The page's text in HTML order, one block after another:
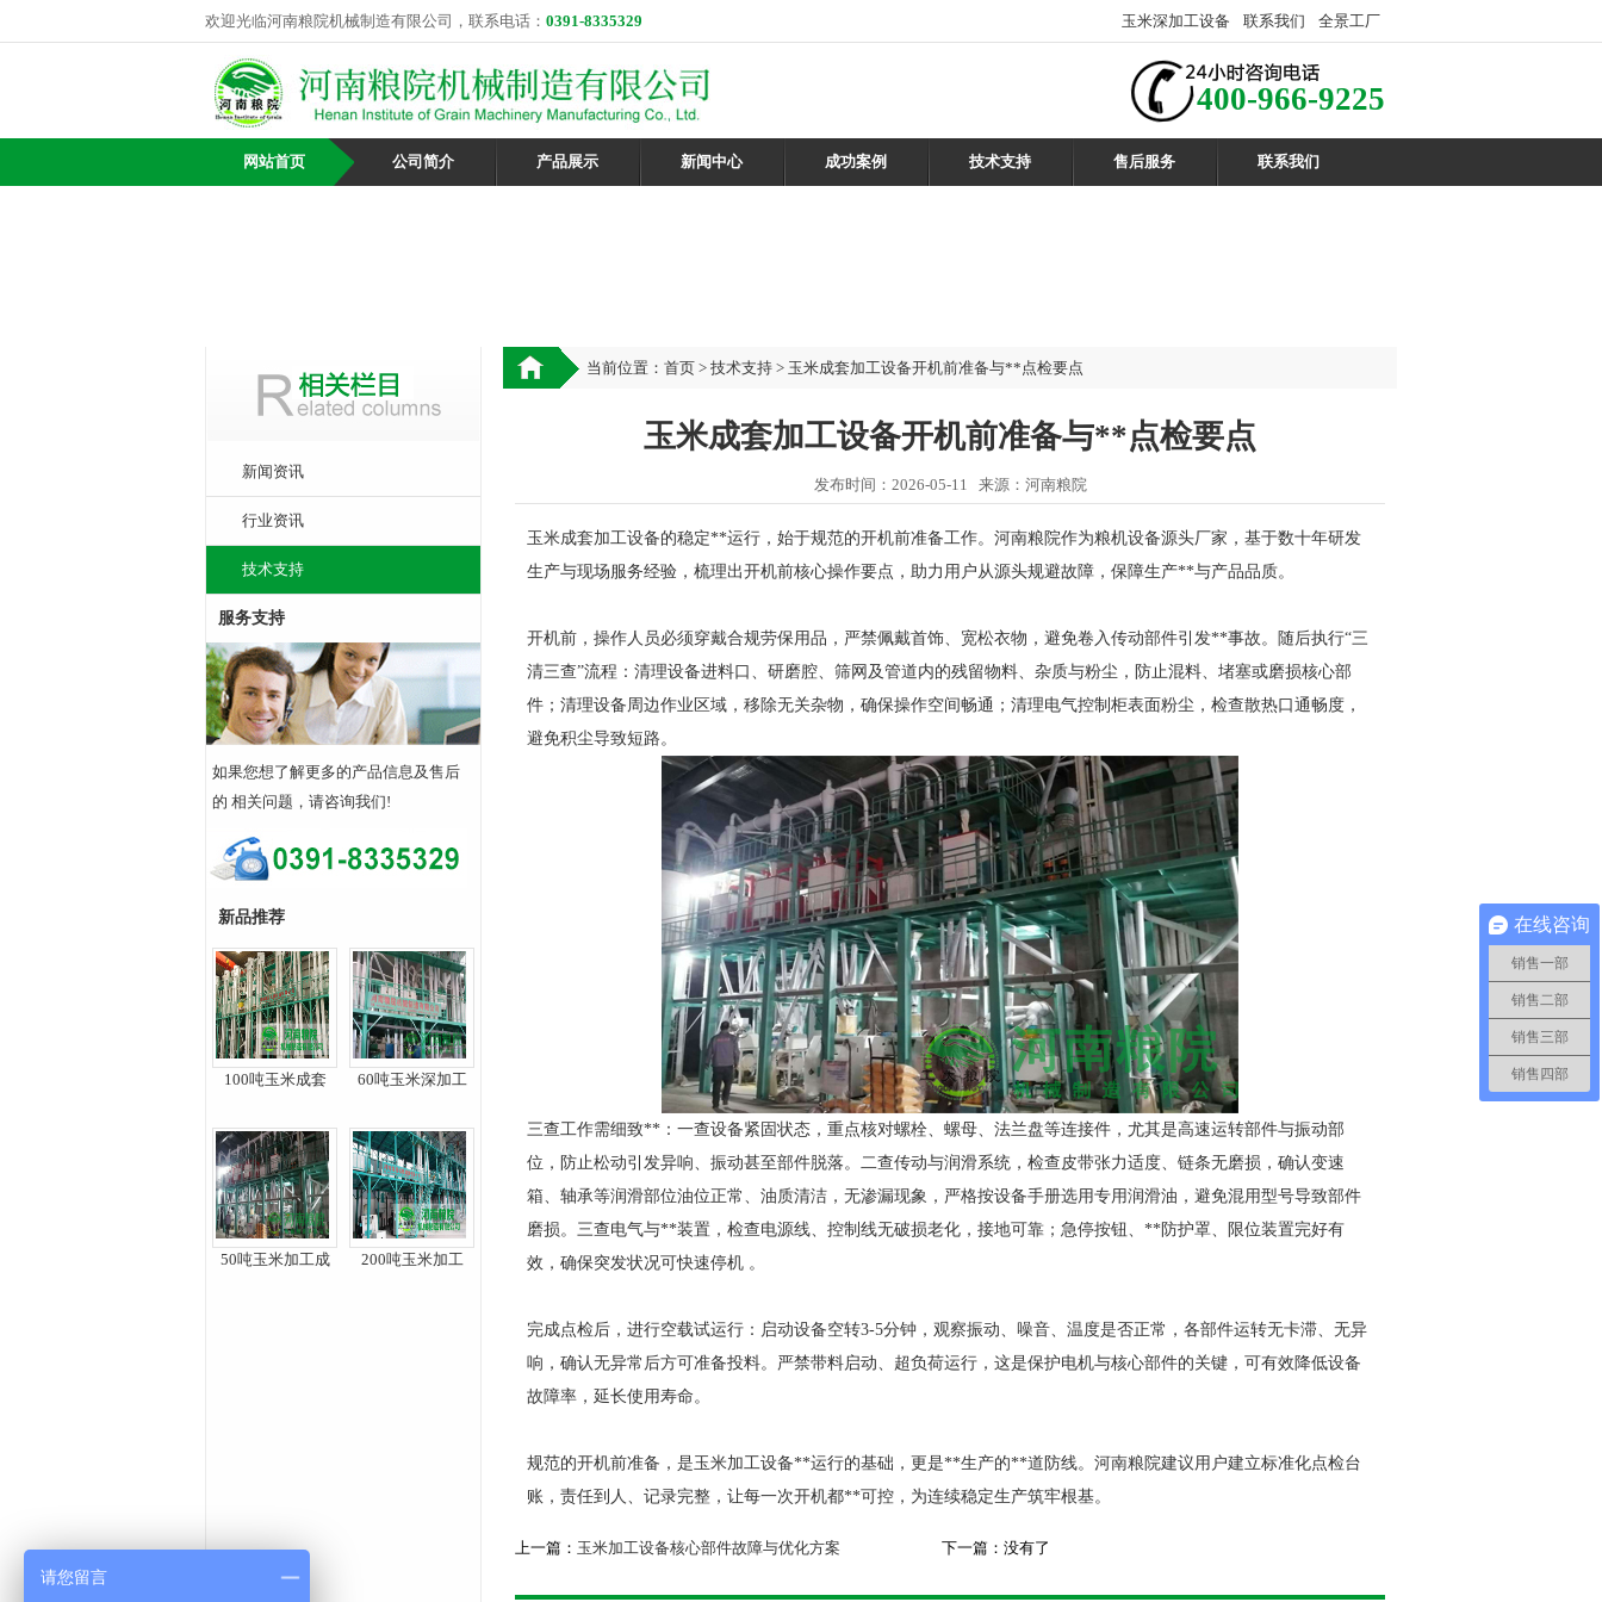
玉米深加工设备 联系我们 全景工厂
欢迎光临河南粮院机械制造有限公司，联系电话： 0391-8335329
400-966-9225
网站首页 公司简介 产品展示 新闻中心 成功案例 技术支持 售后服务 联系我们
新闻资讯
行业资讯
技术支持
服务支持
如果您想了解更多的产品信息及售后
的 相关问题，请咨询我们!
新品推荐
100吨玉米成套 60吨玉米深加工
50吨玉米加工成 200吨玉米加工
当前位置： 首页 > 技术支持 > 玉米成套加工设备开机前准备与**点检要点
玉米成套加工设备开机前准备与**点检要点
发布时间：2026-05-11 来源：河南粮院
玉米成套加工设备的稳定**运行，始于规范的开机前准备工作。河南粮院作为粮机设备源头厂家，基于数十年研发
生产与现场服务经验，梳理出开机前核心操作要点，助力用户从源头规避故障，保障生产**与产品品质。
开机前，操作人员必须穿戴合规劳保用品，严禁佩戴首饰、宽松衣物，避免卷入传动部件引发**事故。随后执行“三
清三查”流程：清理设备进料口、研磨腔、筛网及管道内的残留物料、杂质与粉尘，防止混料、堵塞或磨损核心部
件；清理设备周边作业区域，移除无关杂物，确保操作空间畅通；清理电气控制柜表面粉尘，检查散热口通畅度，
避免积尘导致短路。
三查工作需细致**：一查设备紧固状态，重点核对螺栓、螺母、法兰盘等连接件，尤其是高速运转部件与振动部
位，防止松动引发异响、振动甚至部件脱落。二查传动与润滑系统，检查皮带张力适度、链条无磨损，确认变速
箱、轴承等润滑部位油位正常、油质清洁，无渗漏现象，严格按设备手册选用专用润滑油，避免混用型号导致部件
磨损。三查电气与**装置，检查电源线、控制线无破损老化，接地可靠；急停按钮、**防护罩、限位装置完好有
效，确保突发状况可快速停机 。
完成点检后，进行空载试运行：启动设备空转3-5分钟，观察振动、噪音、温度是否正常，各部件运转无卡滞、无异
响，确认无异常后方可准备投料。严禁带料启动、超负荷运行，这是保护电机与核心部件的关键，可有效降低设备
故障率，延长使用寿命。
规范的开机前准备，是玉米加工设备**运行的基础，更是**生产的**道防线。河南粮院建议用户建立标准化点检台
账，责任到人、记录完整，让每一次开机都**可控，为连续稳定生产筑牢根基。
上一篇： 玉米加工设备核心部件故障与优化方案 下一篇：没有了
在线咨询
销售一部
销售二部
销售三部
销售四部
请您留言